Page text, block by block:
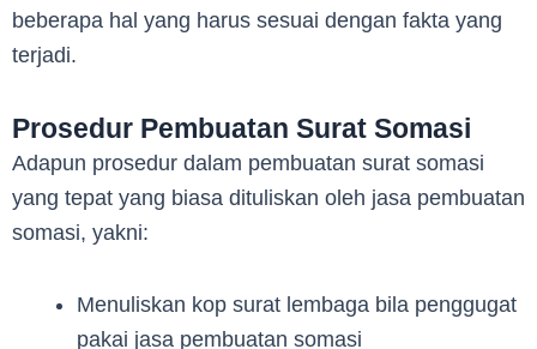
beberapa hal yang harus sesuai dengan fakta yang
terjadi.
Prosedur Pembuatan Surat Somasi
Adapun prosedur dalam pembuatan surat somasi
yang tepat yang biasa dituliskan oleh jasa pembuatan
somasi, yakni:
Menuliskan kop surat lembaga bila penggugat
pakai jasa pembuatan somasi